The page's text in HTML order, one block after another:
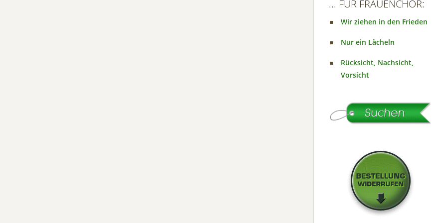
... FÜR FRAUENCHOR:
Wir ziehen in den Frieden
Nur ein Lächeln
Rücksicht, Nachsicht,
Vorsicht